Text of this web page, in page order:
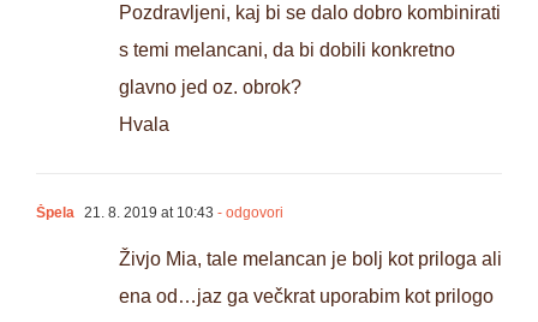
Pozdravljeni, kaj bi se dalo dobro kombinirati
s temi melancani, da bi dobili konkretno
glavno jed oz. obrok?
Hvala
Špela 21. 8. 2019 at 10:43 - odgovori
Živjo Mia, tale melancan je bolj kot priloga ali
ena od…jaz ga večkrat uporabim kot prilogo